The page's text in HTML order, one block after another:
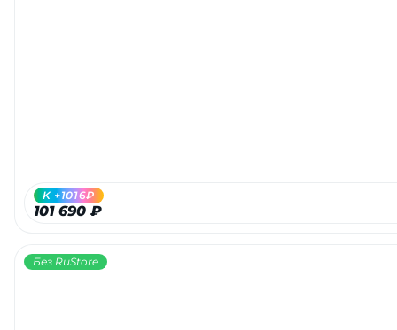
101 690 ₽
K +1016₽
Без RuStore